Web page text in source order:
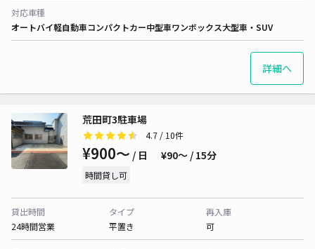
対応車種
オートバイ軽自動車コンパクトカー中型車ワンボックス大型車・SUV
詳細へ
荒田町3駐車場
4.7 / 10件
¥900〜 / 日 ¥90〜 / 15分
時間貸し可
貸出時間
24時間営業
タイプ
平置き
再入庫
可